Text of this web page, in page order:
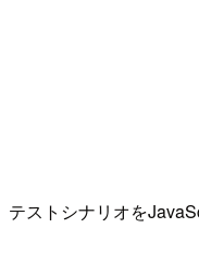
テストシナリオを